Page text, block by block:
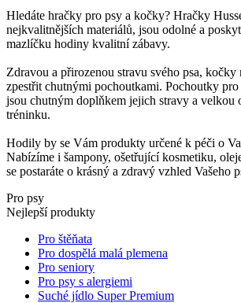
Hledáte hračky pro psy a kočky? Hračky
nejkvalitnějších materiálů, jsou odolné a
mazlíčku hodiny kvalitní zábavy.
Zdravou a přirozenou stravu svého psa, kočky
zpestřit chutnými pochoutkami. Pochoutky
jsou chutným doplňkem jejich stravy a velkou
tréninku.
Hodily by se Vám produkty určené k péči o
Nabízíme i šampony, ošetřující kosmetiku,
se postaráte o krásný a zdravý vzhled Vašeho
Pro psy
Nejlepší produkty
Pro štěňata
Pro dospělá malá plemena
Pro seniory
Pro psy s alergiemi
Suché jídlo Super Premium